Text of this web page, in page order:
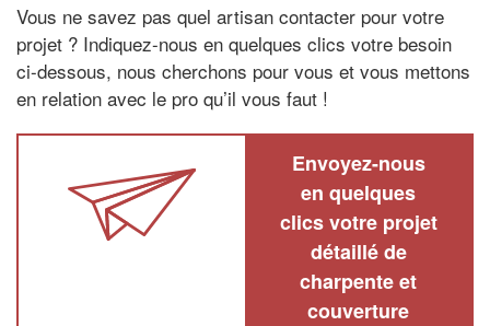
Vous ne savez pas quel artisan contacter pour votre
projet ? Indiquez-nous en quelques clics votre besoin
ci-dessous, nous cherchons pour vous et vous mettons
en relation avec le pro qu’il vous faut !
Envoyez-nous
en quelques
clics votre projet
détaillé de
charpente et
couverture